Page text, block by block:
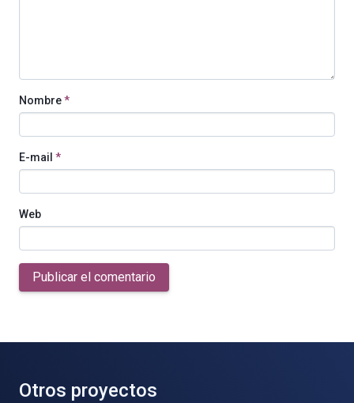
Nombre*
E-mail *
Web
Publicar el comentario
Otros proyectos